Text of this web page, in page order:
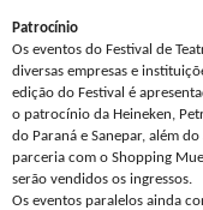
Patrocínio
Os eventos do Festival de
diversas empresas e
edição do Festival é
o patrocínio da Heineken,
do Paraná e Sanepar, além
parceria com o Shopping
serão vendidos os ingressos.
Os eventos paralelos ainda